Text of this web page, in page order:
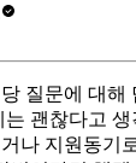
질문에 대해
괜찮다고
나 지원동기